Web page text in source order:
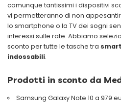
comunque tantissimi i dispositivi
vi permetteranno di non
lo smartphone o la TV dei sogni
interessi sulle rate. Abbiamo
sconto per tutte le tasche tra
indossabili.
Prodotti in sconto da
Samsung Galaxy Note 10 a 979